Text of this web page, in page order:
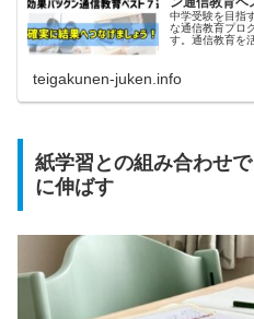
中学受験を目指
な通信教育プロ
す。通信教育を
teigakunen-juken.info
紙学習との組み合わせ
に伸ばす